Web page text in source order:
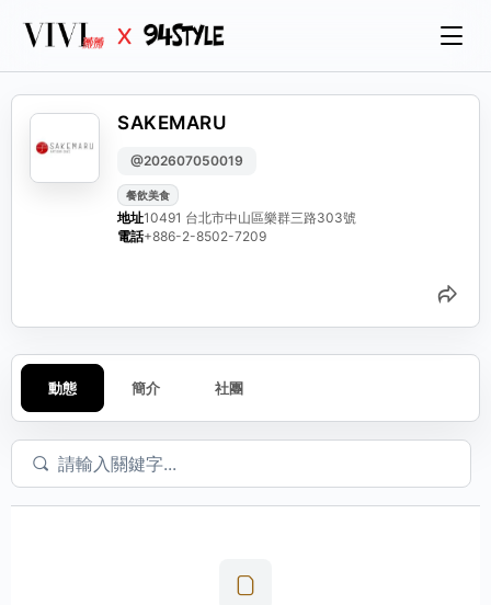
SAKEMARU
@202607050019
餐飲美食
地址10491 台北市中山區樂群三路303號
電話+886-2-8502-7209
分
動態 簡介 社團